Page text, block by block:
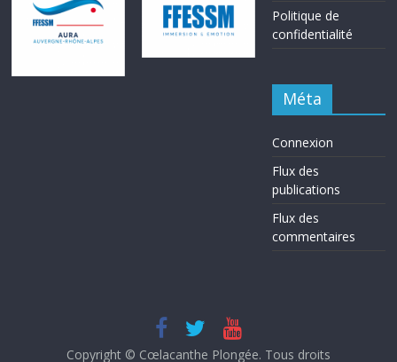
Politique de
confidentialité
Méta
Connexion
Flux des
publications
Flux des
commentaires